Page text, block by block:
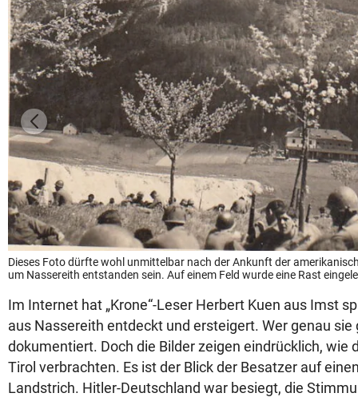
Dieses Foto dürfte wohl unmittelbar nach der Ankunft der
um Nassereith entstanden sein. Auf einem Feld wurde eine Rast
Im Internet hat „Krone“-Leser Herbert Kuen aus Imst
aus Nassereith entdeckt und ersteigert. Wer genau
dokumentiert. Doch die Bilder zeigen eindrücklich, wie
Tirol verbrachten. Es ist der Blick der Besatzer auf
Landstrich. Hitler-Deutschland war besiegt, die